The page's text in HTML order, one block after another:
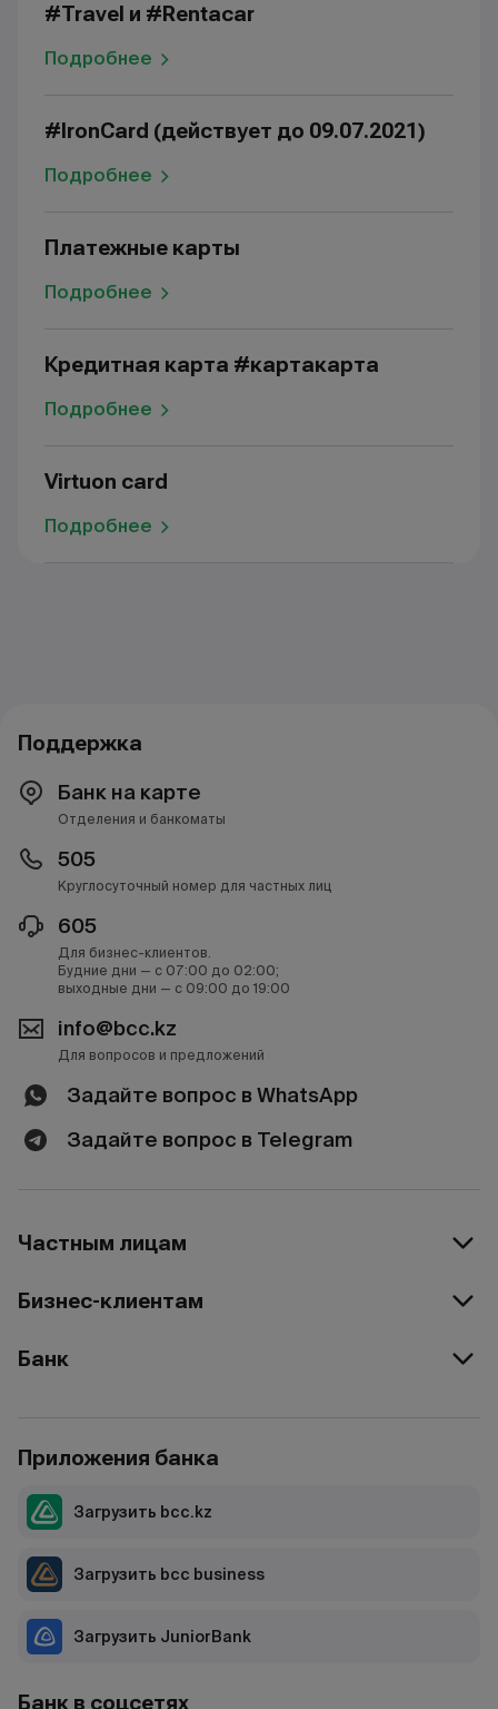
#Travel и #Rentacar
Подробнее
#IronCard (действует до 09.07.2021)
Подробнее
Платежные карты
Подробнее
Кредитная карта #картакарта
Подробнее
Virtuon card
Подробнее
Поддержка
Банк на карте
Отделения и банкоматы
505
Круглосуточный номер для частных лиц
605
Для бизнес-клиентов.
Будние дни — с 07:00 до 02:00;
выходные дни — с 09:00 до 19:00
info@bcc.kz
Для вопросов и предложений
Задайте вопрос в WhatsApp
Задайте вопрос в Telegram
Частным лицам
Бизнес-клиентам
Банк
Банк в соцсетях
Приложения банка
Загрузить bcc.kz
Загрузить bcc business
Загрузить JuniorBank